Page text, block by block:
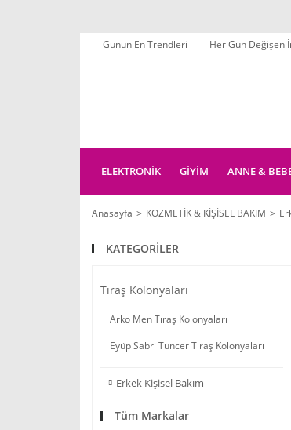
Günün En Trendleri Her Gün Değişen
ELEKTRONİK GİYİM ANNE &
Anasayfa KOZMETİK & KİŞİSEL BAKIM
KATEGORİLER
Tıraş Kolonyaları
Arko Men Tıraş Kolonyaları
Eyüp Sabri Tuncer Tıraş Kolonyaları
Erkek Kişisel Bakım
Tüm Markalar